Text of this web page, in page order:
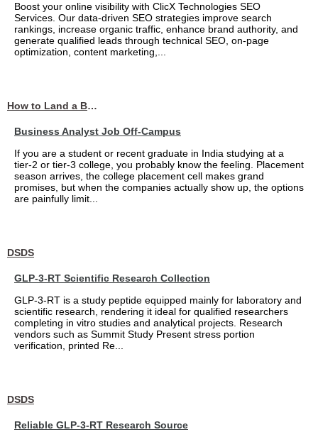
Boost your online visibility with ClicX Technologies SEO
Services. Our data-driven SEO strategies improve search
rankings, increase organic traffic, enhance brand authority, and
generate qualified leads through technical SEO, on-page
optimization, content marketing,...
How to Land a Business Analyst Job Off-Campus When Your College Has Zero Tech Connections
Business Analyst Job Off-Campus
If you are a student or recent graduate in India studying at a
tier-2 or tier-3 college, you probably know the feeling. Placement
season arrives, the college placement cell makes grand
promises, but when the companies actually show up, the options
are painfully limit...
DSDS
GLP-3-RT Scientific Research Collection
GLP-3-RT is a study peptide equipped mainly for laboratory and
scientific research, rendering it ideal for qualified researchers
completing in vitro studies and analytical projects. Research
vendors such as Summit Study Present stress portion
verification, printed Re...
DSDS
Reliable GLP-3-RT Research Source